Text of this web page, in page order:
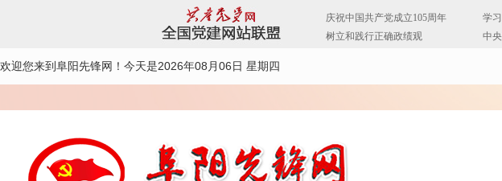
欢迎您来到阜阳先锋网！ 今天是2026年08月06日 星期四